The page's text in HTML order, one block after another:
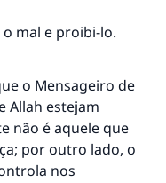
mal e proibi-lo.
o Mensageiro de
Allah estejam
não é aquele que
por outro lado, o
nos